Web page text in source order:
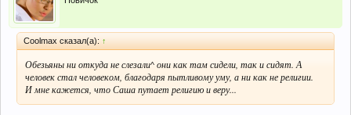
Coolmax сказал(а): ↑
Обезьяны ни откуда не слезали^ они как там сидели, так и сидят. А
человек стал человеком, благодаря пытливому уму, а ни как не религии.
И мне кажется, что Саша путает религию и веру...